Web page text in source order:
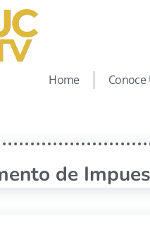
Home Conoce
de